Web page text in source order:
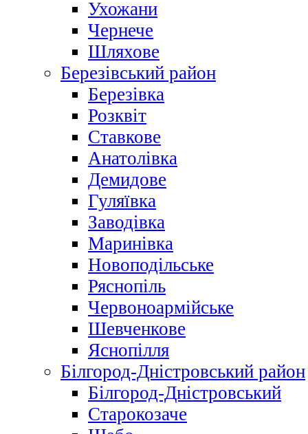
Ухожани
Чернече
Шляхове
Березівський район
Березівка
Розквіт
Ставкове
Анатолівка
Демидове
Гуляївка
Заводівка
Маринівка
Новоподільське
Ряснопіль
Червоноармійське
Шевченкове
Яснопілля
Білгород-Дністровський район
Білгород-Дністровський
Старокозаче